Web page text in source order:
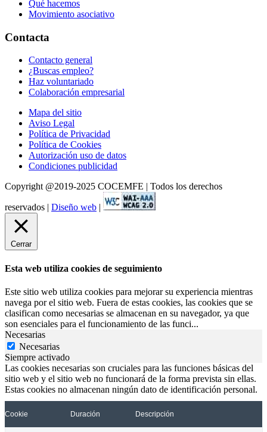
Qué hacemos
Movimiento asociativo
Contacta
Contacto general
¿Buscas empleo?
Haz voluntariado
Colaboración empresarial
Mapa del sitio
Aviso Legal
Política de Privacidad
Política de Cookies
Autorización uso de datos
Condiciones publicidad
Copyright @2019-2025 COCEMFE | Todos los derechos
reservados | Diseño web |
Cerrar
Esta web utiliza cookies de seguimiento
Este sitio web utiliza cookies para mejorar su experiencia mientras
navega por el sitio web. Fuera de estas cookies, las cookies que se
clasifican como necesarias se almacenan en su navegador, ya que
son esenciales para el funcionamiento de las funci...
Necesarias
Necesarias
Siempre activado
Las cookies necesarias son cruciales para las funciones básicas del
sitio web y el sitio web no funcionará de la forma prevista sin ellas.
Estas cookies no almacenan ningún dato de identificación personal.
Cookie Duración Descripción